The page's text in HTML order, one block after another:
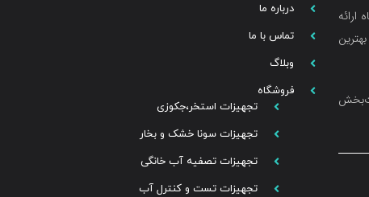
درباره ما
تماس با ما
وبلاگ
فروشگاه
تجهیزات استخر،جکوزی
تجهیزات سونا خشک و بخار
تجهیزات تصفیه آب خانگی
تجهیزات تست و کنترل آب